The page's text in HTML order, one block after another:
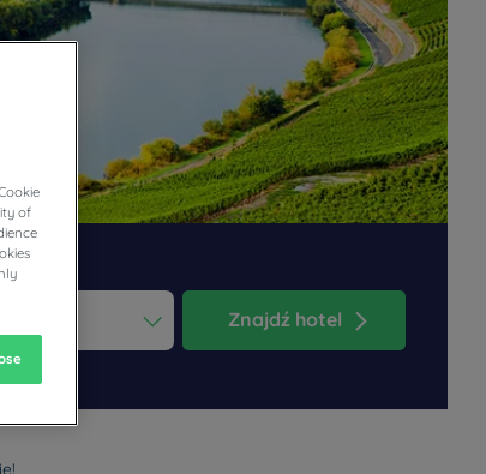
mark key to get the keyboard shortcuts for
select a date. Press the question mark key to get the
Znajdź hotel
of